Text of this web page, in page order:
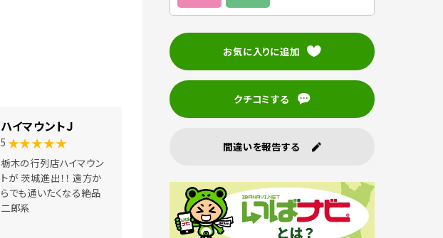
ハイマウントＪ
5 ★★★★★
栃木の行列店ハイマウン
トが 茨城進出！！ 遠方か
らでも通いたくなる絶品
二郎系
お気に入りに追加
クチコミする
間違いを報告する